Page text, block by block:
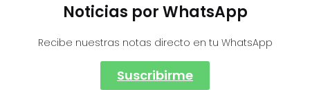
Noticias por WhatsApp
Recibe nuestras notas directo en tu WhatsApp
Suscribirme